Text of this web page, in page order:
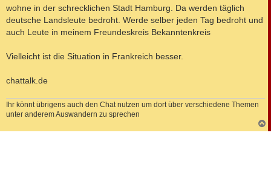
g
wohne in der schrecklichen Stadt Hamburg. Da werden täglich
deutsche Landsleute bedroht. Werde selber jeden Tag bedroht und
auch Leute in meinem Freundeskreis Bekanntenkreis
Vielleicht ist die Situation in Frankreich besser.
chattalk.de
Ihr könnt übrigens auch den Chat nutzen um dort über verschiedene Themen
unter anderem Auswandern zu sprechen
a